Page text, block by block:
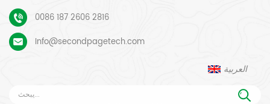
0086 187 2606 2816
Info@secondpagetech.com
العربية